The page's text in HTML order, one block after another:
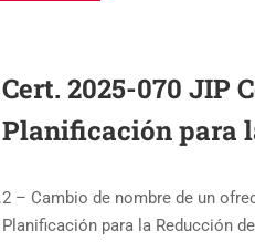
Cert. 2025-070 JIP
Planificación para
– Cambio de nombre de un
para la Reducción